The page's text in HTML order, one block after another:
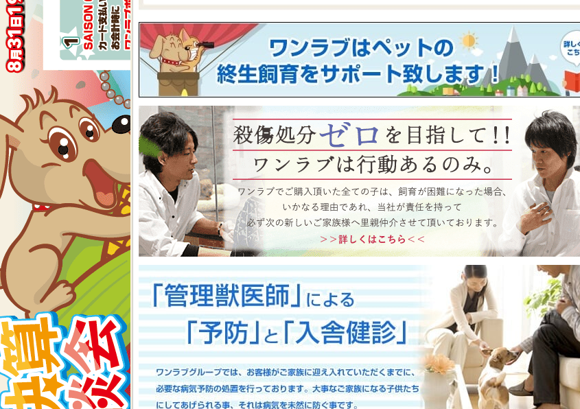
2026-07-31
【2026年 大決算商談会 第2弾開催！！】ワンラブ総決算 22周年祭｜大決算商談会開幕！！ 8/31お引渡
しまで
ペットショップ ワンラブ 本気の大決算商談会！！ ワンラブ看板店舗にて、ポイントプレゼントキャンペー
ンがスタート！！ 2026年8月1日にLINE配信されておりますクーポンを2,500円以上のお会計時にご利用頂
くと、ワンラブポイントをプレゼント！！まだ会員アプリをご利用中でない方は、店頭で会員アプリを取得頂
くとクーポンが配信されますので、最寄店舗にてぜひご確認ください！！※ワンラブ看板店舗が対象※ 小動
くださいね イベント内容はこちら
https://www.pet-onelove.com/column/post-9344/
2026-07-24
【大決算2026開催！！】香川県 ワンラブ イオンタウン宇多津店＆ゆめタウン三豊店 一年で一番お得な
大決算フェア開催中！！7/25～8/9まで｜ワンラブグループ
香川県のみなさま、お世話になっております！！7月25日(土)より、ペットショップ ワンラブ イオンタウン宇
多津店、ゆめタウン三豊店合同にて、大決算フェアを開催させていただきます！！7/25～8/9までのイベント
期間中(^^)/厳選されたかわいい子犬子猫が大集合！！今年もぜひ遊びに来てください(^^)/ペット用品も専門
店として、品揃え豊富に取り揃えで、わんだふるプライスとなっております♪愛らしい子犬子猫が広々スペー
スで元気に遊びまわっておりますよ～ 気になった子はぜひ抱っこしてあげてくださいね(^_-)-☆一年で一番！
お迎えのチャンスですよ～このお得な期間に沢山買っちゃってください！！ペットの事ならぜひご相談くださ
い！ワンラブが全力でサポートさせていただきます(^^)/改めまして、地域の皆様に愛されるペットショップ
としてスタッフ一同頑張ってまいりますm(__)m ■ゆめタウン三豊店 在籍中の子はこちら https://www.pet-
2026-07-17
【Meet Your New Family Fes 開催！！】長野県 ワンラブ アリオ上田店 動物大集合イベント開催！！
7/18～8/2まで｜ワンラブグループ
長野のみなさま！！お世話になっております!ワンラブです(^^)/暑い日も多くなってまいりましたね 熱中症に
は注意しましょう！！ワンラブでもHOTなイベントが開催されていきますよ～(#^.^#)7月18日(土)より、ペッ
トショップ ワンラブ アリオ上田店にて、ペットイベントを開催させていただきます！！地域のみなさまに感
謝の想いを込めて、ペット用品などわんだふるプライスにてご購入頂けます！！7/18～8/2までのイベント期
間中(^^)/厳選されたかわいい子犬子猫が大集合！！愛らしい子犬子猫が広々スペースで元気に遊びまわって
おりますよ～ 気になった子はぜひ抱っこしてあげてくださいね(^_-)-☆大決算商談会も開催されておりますの
で、ワンラブで間違いなくお迎えしやすく、大チャンスですよ～このお得な期間に沢山買っちゃってくださ